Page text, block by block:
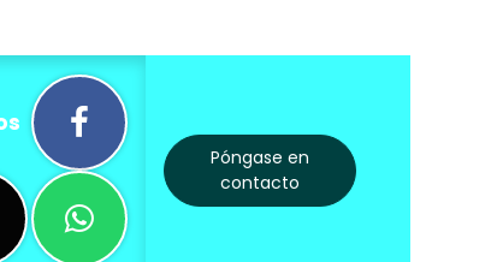
Póngase en
contacto